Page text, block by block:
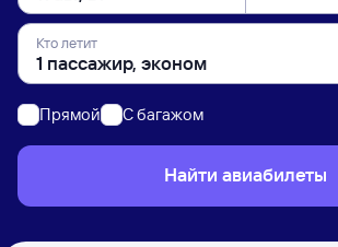
Кто летит
Прямой C багажом
Найти авиабилеты